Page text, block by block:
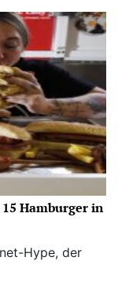
Hamburger in
Hype, der